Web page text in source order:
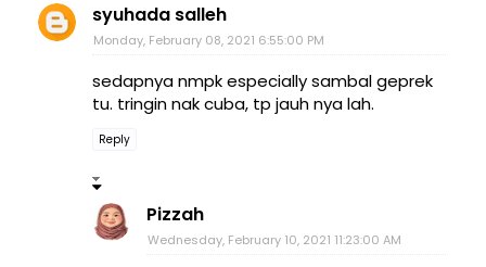
syuhada salleh
Monday, February 08, 2021 6:55:00 PM
sedapnya nmpk especially sambal geprek
tu. tringin nak cuba, tp jauh nya lah.
Reply
Pizzah
Wednesday, February 10, 2021 11:23:00 AM